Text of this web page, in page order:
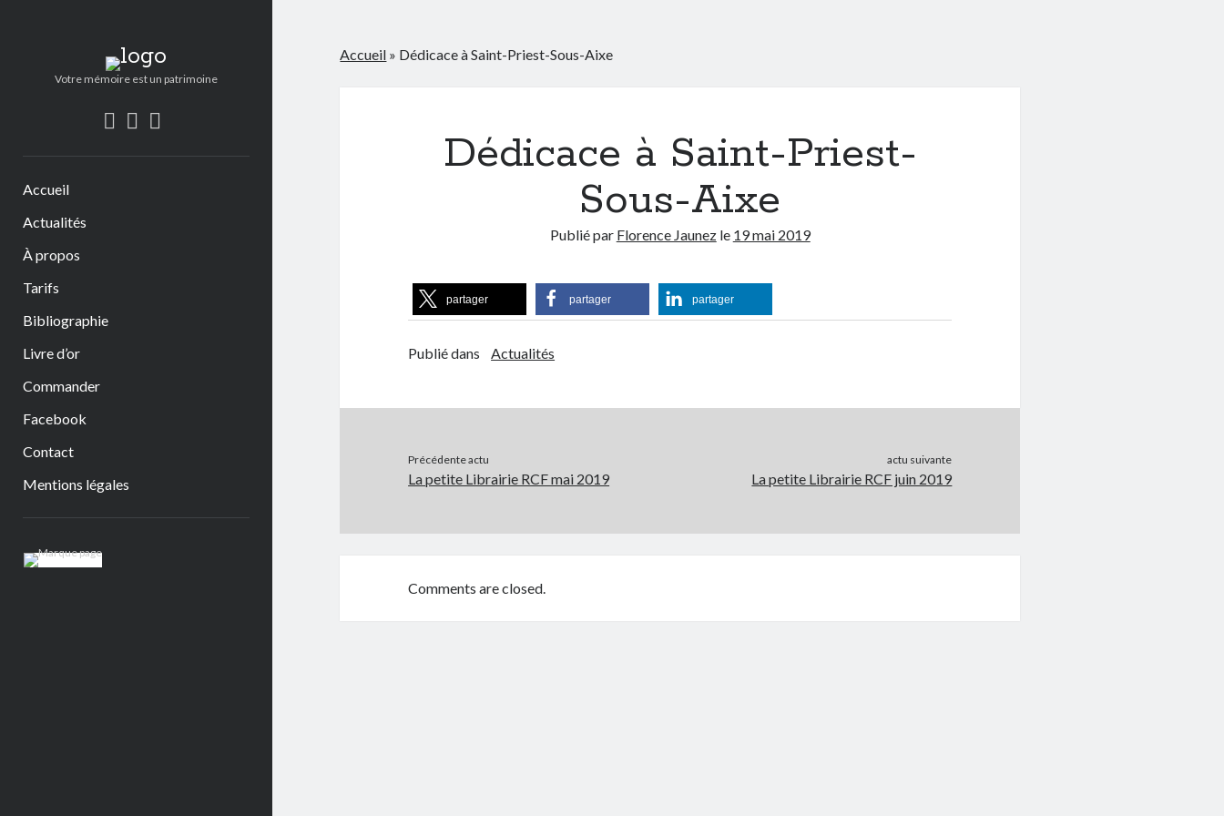
Florence
JAUNEZ
Ecrivain
Biographe
Votre mémoire est un patrimoine
facebook
email
Accueil
Actualités
À propos
Tarifs
Bibliographie
Livre d’or
Commander
Facebook
Contact
Mentions légales
Accueil » Dédicace à Saint-Priest-Sous-Aixe
Dédicace à Saint-Priest-
Sous-Aixe
Publié par Florence Jaunezle 19 mai 2019
partager partager partager
Publié dans Actualités
Précédente actu
La petite Librairie RCF mai 2019
actu suivante
La petite Librairie RCF juin 2019
Comments are closed.